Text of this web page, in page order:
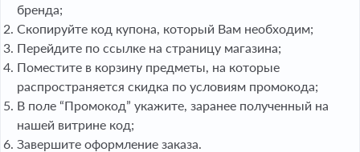
бренда;
Скопируйте код купона, который Вам необходим;
Перейдите по ссылке на страницу магазина;
Поместите в корзину предметы, на которые
распространяется скидка по условиям промокода;
В поле “Промокод” укажите, заранее полученный на
нашей витрине код;
Завершите оформление заказа.